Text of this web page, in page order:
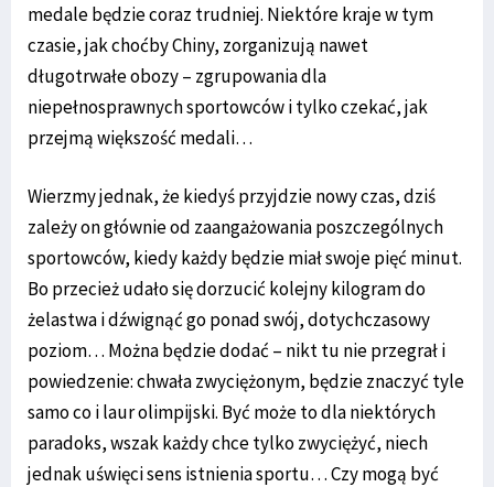
medale będzie coraz trudniej. Niektóre kraje w tym
czasie, jak choćby Chiny, zorganizują nawet
długotrwałe obozy – zgrupowania dla
niepełnosprawnych sportowców i tylko czekać, jak
przejmą większość medali…
Wierzmy jednak, że kiedyś przyjdzie nowy czas, dziś
zależy on głównie od zaangażowania poszczególnych
sportowców, kiedy każdy będzie miał swoje pięć minut.
Bo przecież udało się dorzucić kolejny kilogram do
żelastwa i dźwignąć go ponad swój, dotychczasowy
poziom… Można będzie dodać – nikt tu nie przegrał i
powiedzenie: chwała zwyciężonym, będzie znaczyć tyle
samo co i laur olimpijski. Być może to dla niektórych
paradoks, wszak każdy chce tylko zwyciężyć, niech
jednak uświęci sens istnienia sportu… Czy mogą być